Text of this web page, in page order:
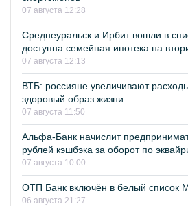
07 августа 12:28
Среднеуральск и Ирбит вошли в
доступна семейная ипотека на
07 августа 12:13
ВТБ: россияне увеличивают
здоровый образ жизни
07 августа 11:50
Альфа-Банк начислит
рублей кэшбэка за оборот по
07 августа 10:00
ОТП Банк включён в белый список
06 августа 21:27